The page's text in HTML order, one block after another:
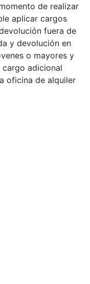
de realizar
aplicar cargos
fuera de
y devolución en
o mayores y
cargo adicional
oficina de alquiler